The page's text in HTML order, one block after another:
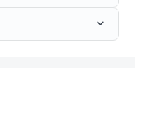
keyboard_arrow_down